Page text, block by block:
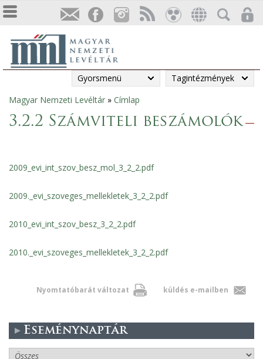
Gyorsmenü Tagintézmények
Jelenlegi
hely
Magyar Nemzeti Levéltár » Címlap
3.2.2 Számviteli beszámolók
2009_evi_int_szov_besz_mol_3_2_2.pdf
2009._evi_szoveges_mellekletek_3_2_2.pdf
2010_evi_int_szov_besz_3_2_2.pdf
2010._evi_szoveges_mellekletek_3_2_2.pdf
Nyomtatóbarát változat küldés e-mailben
Eseménynaptár